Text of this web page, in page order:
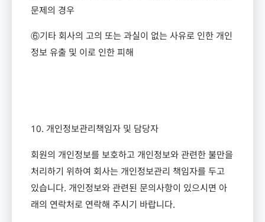
문제의 경우
⑥기타 회사의 고의 또는 과실이 없는 사유로 인한 개인
정보 유출 및 이로 인한 피해
10. 개인정보관리책임자 및 담당자
회원의 개인정보를 보호하고 개인정보와 관련한 불만을
처리하기 위하여 회사는 개인정보관리 책임자를 두고
있습니다. 개인정보와 관련된 문의사항이 있으시면 아
래의 연락처로 연락해 주시기 바랍니다.